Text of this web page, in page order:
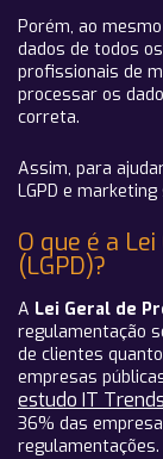
Porém, ao
dados de todos
profissionais de
processar os
correta.
Assim, para
LGPD e
O que é a
(LGPD)?
A Lei Geral de
regulamentação
de clientes
empresas
estudo IT
36% das
regulamentações.